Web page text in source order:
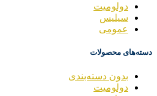
دولومیت
سیلیس
عمومی
دسته‌های محصولات
بدون دسته‌بندی
دولومیت